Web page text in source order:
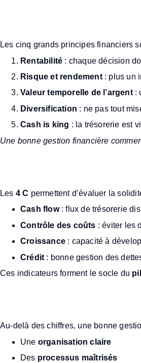
Les cinq grands principes financiers
Rentabilité : chaque décision
Risque et rendement: plus un
Valeur temporelle de l’argent:
Diversification : ne pas tout
Cash is king : la trésorerie est
Une bonne gestion financière
Les 4 C permettent d’évaluer la
Cash flow: flux de trésorerie
Contrôle des coûts : éviter les
Croissance : capacité à
Crédit : bonne gestion des
Ces indicateurs forment le socle du
Au-delà des chiffres, une bonne
Une organisation claire
Des processus maîtrisés